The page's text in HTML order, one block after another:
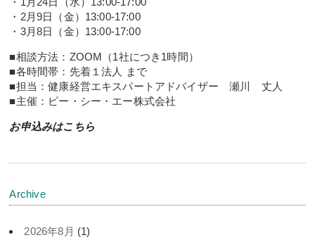
・2月9日（金）13:00-17:00
・3月8日（金）13:00-17:00
■相談方法：ZOOM（1社につき1時間）
■各時間帯：先着１法人 まで
■担当：健康経営エキスパートアドバイザー 瀬川 丈人
■主催：ピー・シー・エー株式会社
お申込みはこちら
Archive
2026年8月 (1)